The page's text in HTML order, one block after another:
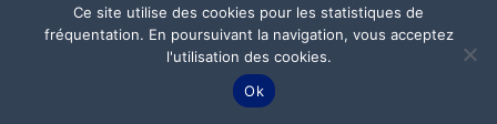
Mégaphone communication
Ce site utilise des cookies pour les statistiques de
fréquentation. En poursuivant la navigation, vous acceptez
l'utilisation des cookies.
Ok